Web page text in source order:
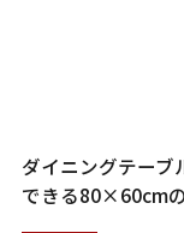
ダイニングテーブ
できる80×60cm